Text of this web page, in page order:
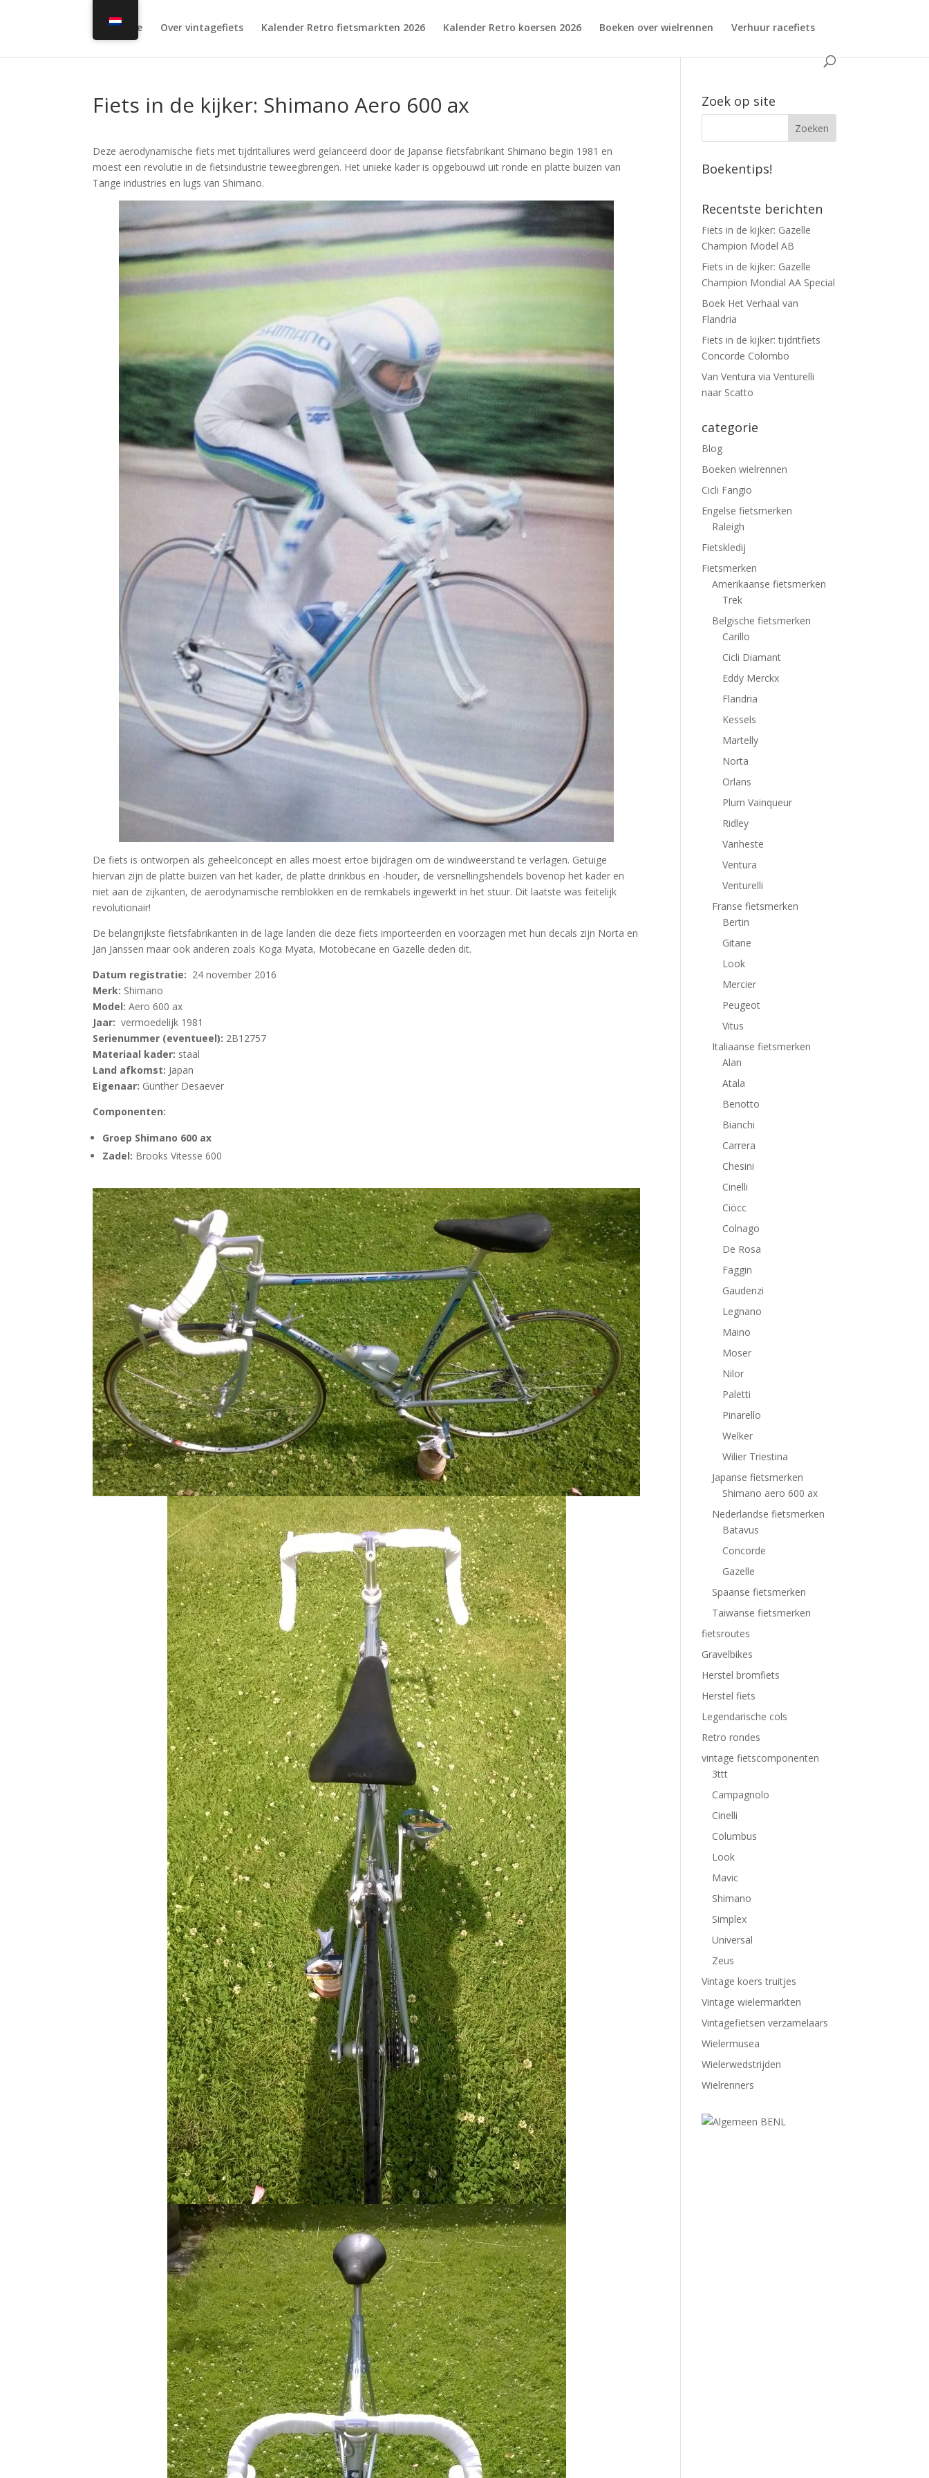
Home Over vintagefiets Kalender Retro fietsmarkten 2026 Kalender Retro koersen 2026 Boeken over wielrennen Verhuur racefiets
Fiets in de kijker: Shimano Aero 600 ax
Deze aerodynamische fiets met tijdritallures werd gelanceerd door de Japanse fietsfabrikant Shimano begin 1981 en
moest een revolutie in de fietsindustrie teweegbrengen. Het unieke kader is opgebouwd uit ronde en platte buizen van
Tange industries en lugs van Shimano.
De fiets is ontworpen als geheelconcept en alles moest ertoe bijdragen om de windweerstand te verlagen. Getuige
hiervan zijn de platte buizen van het kader, de platte drinkbus en -houder, de versnellingshendels bovenop het kader en
niet aan de zijkanten, de aerodynamische remblokken en de remkabels ingewerkt in het stuur. Dit laatste was feitelijk
revolutionair!
De belangrijkste fietsfabrikanten in de lage landen die deze fiets importeerden en voorzagen met hun decals zijn Norta en
Jan Janssen maar ook anderen zoals Koga Myata, Motobecane en Gazelle deden dit.
Datum registratie: 24 november 2016
Merk: Shimano
Model:Aero 600 ax
Jaar: vermoedelijk 1981
Serienummer (eventueel): 2B12757
Materiaal kader: staal
Land afkomst: Japan
Eigenaar: Günther Desaever
Componenten:
Groep Shimano 600 ax
Zadel: Brooks Vitesse 600
Zoek op site
Boekentips!
Recentste berichten
Fiets in de kijker: Gazelle
Champion Model AB
Fiets in de kijker: Gazelle
Champion Mondial AA Special
Boek Het Verhaal van
Flandria
Fiets in de kijker: tijdritfiets
Concorde Colombo
Van Ventura via Venturelli
naar Scatto
categorie
Blog
Boeken wielrennen
Cicli Fangio
Engelse fietsmerken
Raleigh
Fietskledij
Fietsmerken
Amerikaanse fietsmerken
Trek
Belgische fietsmerken
Carillo
Cicli Diamant
Eddy Merckx
Flandria
Kessels
Martelly
Norta
Orlans
Plum Vainqueur
Ridley
Vanheste
Ventura
Venturelli
Franse fietsmerken
Bertin
Gitane
Look
Mercier
Peugeot
Vitus
Italiaanse fietsmerken
Alan
Atala
Benotto
Bianchi
Carrera
Chesini
Cinelli
Ciöcc
Colnago
De Rosa
Faggin
Gaudenzi
Legnano
Maino
Moser
Nilor
Paletti
Pinarello
Welker
Wilier Triestina
Japanse fietsmerken
Shimano aero 600 ax
Nederlandse fietsmerken
Batavus
Concorde
Gazelle
Spaanse fietsmerken
Taiwanse fietsmerken
fietsroutes
Gravelbikes
Herstel bromfiets
Herstel fiets
Legendarische cols
Retro rondes
vintage fietscomponenten
3ttt
Campagnolo
Cinelli
Columbus
Look
Mavic
Shimano
Simplex
Universal
Zeus
Vintage koers truitjes
Vintage wielermarkten
Vintagefietsen verzamelaars
Wielermusea
Wielerwedstrijden
Wielrenners